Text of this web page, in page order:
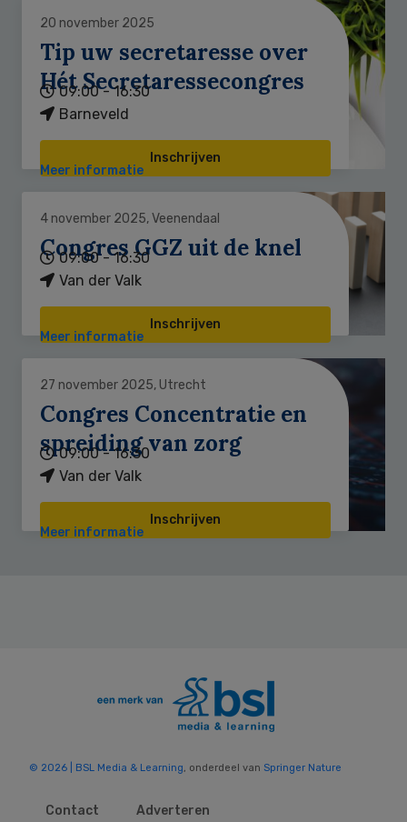
20 november 2025
Tip uw secretaresse over
Hét Secretaressecongres
09:00 - 16:30
Barneveld
Inschrijven
Meer informatie
4 november 2025, Veenendaal
Congres GGZ uit de knel
09:00 - 16:30
Van der Valk
Inschrijven
Meer informatie
27 november 2025, Utrecht
Congres Concentratie en
spreiding van zorg
09:00 - 16:30
Van der Valk
Inschrijven
Meer informatie
© 2026 | BSL Media & Learning, onderdeel van Springer Nature
Contact Adverteren